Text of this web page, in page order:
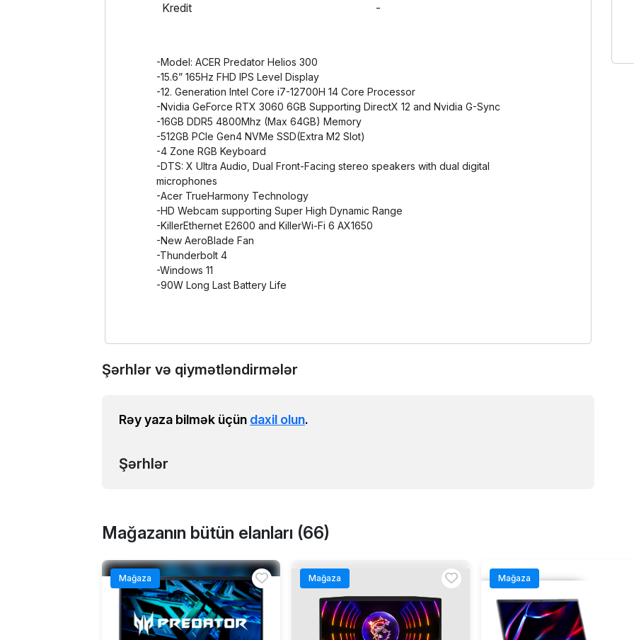
Kredit
-
-Model: ACER Predator Helios 300
-15.6” 165Hz FHD IPS Level Display
-12. Generation Intel Core i7-12700H 14 Core Processor
-Nvidia GeForce RTX 3060 6GB Supporting DirectX 12 and Nvidia G-Sync
-16GB DDR5 4800Mhz (Max 64GB) Memory
-512GB PCIe Gen4 NVMe SSD(Extra M2 Slot)
-4 Zone RGB Keyboard
-DTS: X Ultra Audio, Dual Front-Facing stereo speakers with dual digital
microphones
-Acer TrueHarmony Technology
-HD Webcam supporting Super High Dynamic Range
-KillerEthernet E2600 and KillerWi-Fi 6 AX1650
-New AeroBlade Fan
-Thunderbolt 4
-Windows 11
-90W Long Last Battery Life
Şərhlər və qiymətləndirmələr
Rəy yaza bilmək üçün daxil olun.
Şərhlər
Mağazanın bütün elanları (66)
Mağaza Mağaza Mağaza